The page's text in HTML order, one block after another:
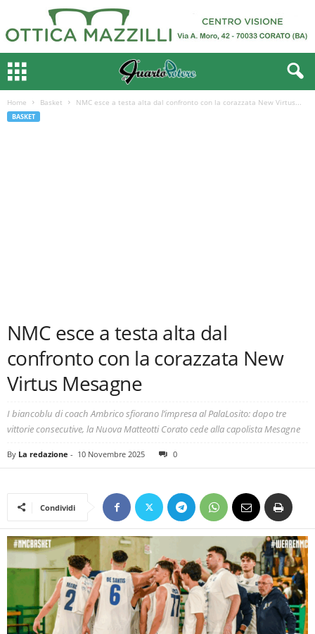
Home Basket NMC esce a testa alta dal confronto con la corazzata New Virtus...
BASKET
NMC esce a testa alta dal
confronto con la corazzata New
Virtus Mesagne
I biancoblu di coach Ambrico sfiorano l’impresa al PalaLosito: dopo tre
vittorie consecutive, la Nuova Matteotti Corato cede alla capolista Mesagne
By La redazione - 10 Novembre 2025 0
Condividi